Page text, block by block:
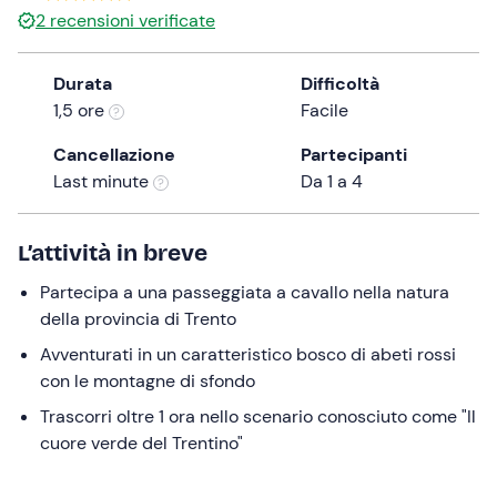
the
question
mark
keyboard
shortcuts
for
changing
dates.
2 recensioni verificate
Durata
1,5 ore
Difficoltà
Facile
Cancellazione
Last minute
Partecipanti
Da 1 a 4
L’attività in breve
Partecipa a una passeggiata a cavallo nella natura
della provincia di Trento
Avventurati in un caratteristico bosco di abeti rossi
con le montagne di sfondo
Trascorri oltre 1 ora nello scenario conosciuto come "Il
cuore verde del Trentino"